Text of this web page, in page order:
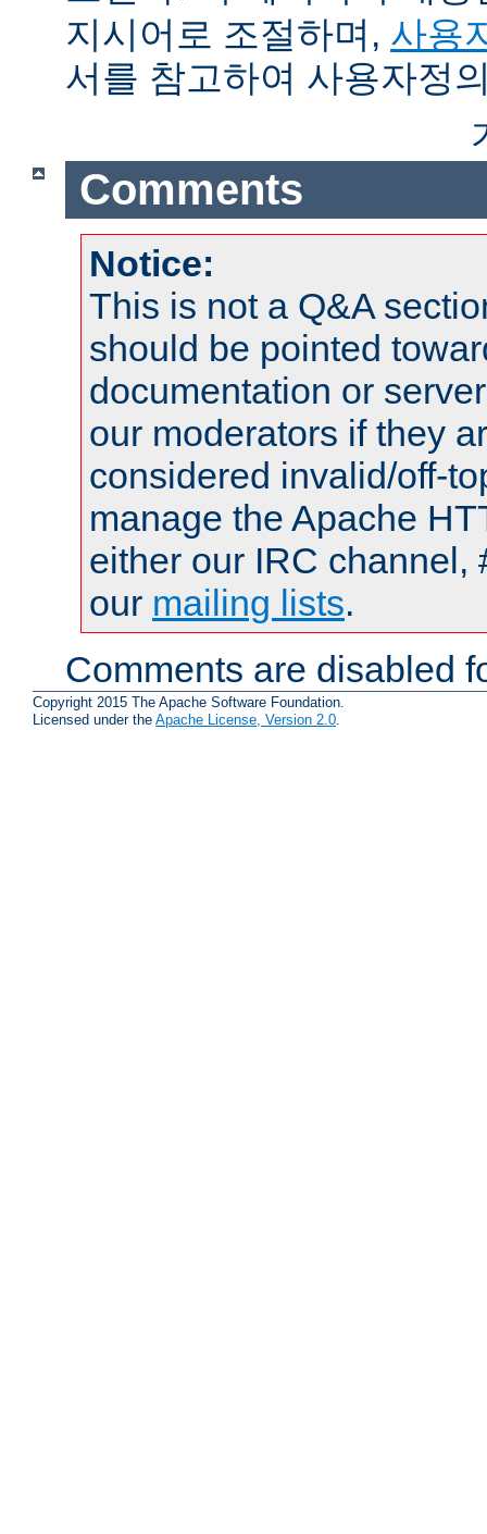
지시어로 조절하며, 사용
서를 참고하여 사용자정
Comments
Notice:
This is not a Q&A
should be pointed
documentation or
our moderators if they
considered invalid/off-
manage the Apache
either our IRC channel,
our mailing lists.
Comments are disabled
Copyright 2015 The Apache Software Foundation.
Licensed under the Apache License, Version 2.0.